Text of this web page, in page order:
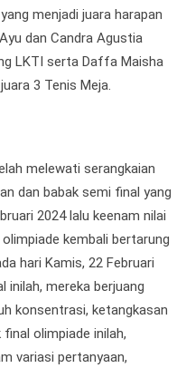
menjadi juara harapan
dan Candra Agustia
LKTI serta Daffa Maisha
3 Tenis Meja.
melewati serangkaian
dan babak semi final yang
2024 lalu keenam nilai
kembali bertarung
hari Kamis, 22 Februari
inilah, mereka berjuang
konsentrasi, ketangkasan
olimpiade inilah,
variasi pertanyaan,